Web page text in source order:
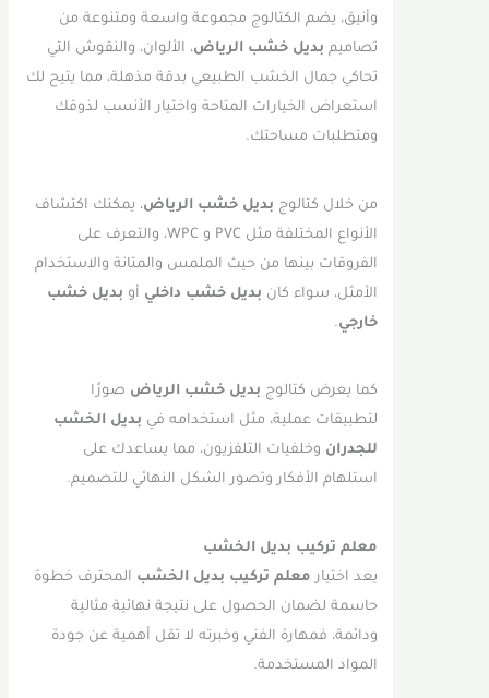
وأنيق، يضم الكتالوج مجموعة واسعة ومتنوعة من
تصاميمبديل خشب الرياض، الألوان، والنقوش التي
تحاكي جمال الخشب الطبيعي بدقة مذهلة، مما يتيح لك
استعراض الخيارات المتاحة واختيار الأنسب لذوقك
ومتطلبات مساحتك.
من خلال كتالوجبديل خشب الرياض ، يمكنك اكتشاف
الأنواع المختلفة مثل PVC و WPC، والتعرف على
الفروقات بينها من حيث الملمس والمتانة والاستخدام
الأمثل، سواء كانبديل خشب داخليأوبديل خشب
خارجي.
كما يعرض كتالوجبديل خشب الرياضصورًا
لتطبيقات عملية، مثل استخدامه فيبديل الخشب
للجدرانوخلفيات التلفزيون، مما يساعدك على
استلهام الأفكار وتصور الشكل النهائي للتصميم.
معلم تركيب بديل الخشب
يعد اختيارمعلم تركيب بديل الخشبالمحترف خطوة
حاسمة لضمان الحصول على نتيجة نهائية مثالية
ودائمة، فمهارة الفني وخبرته لا تقل أهمية عن جودة
المواد المستخدمة.